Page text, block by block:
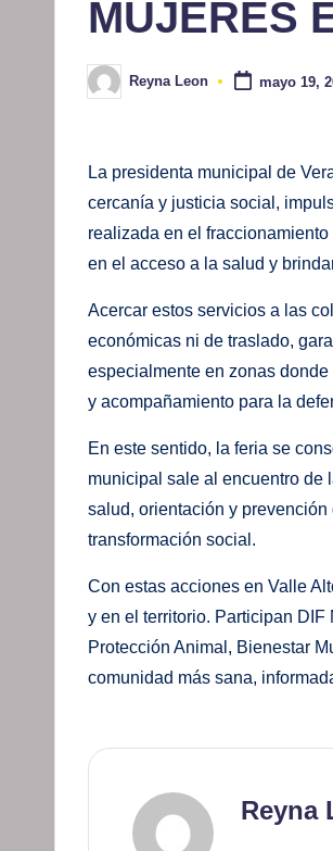
MUJERES
Publicado
por
Reyna Leon mayo 19,
La presidenta municipal de
cercanía y justicia social,
realizada en el
en el acceso a la salud y
Acercar estos servicios a las
económicas ni de traslado,
especialmente en zonas
y acompañamiento para la
En este sentido, la feria se
municipal sale al encuentro de
salud, orientación y
transformación social.
Con estas acciones en Valle
y en el territorio. Participan
Protección Animal, Bienestar
comunidad más sana,
Reyna